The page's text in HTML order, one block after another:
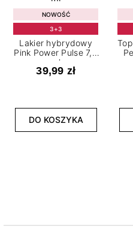
NOWOŚĆ
3+3
Lakier hybrydowy
Pink Power Pulse 7,2
ml
39,99 zł
DO KOSZYKA